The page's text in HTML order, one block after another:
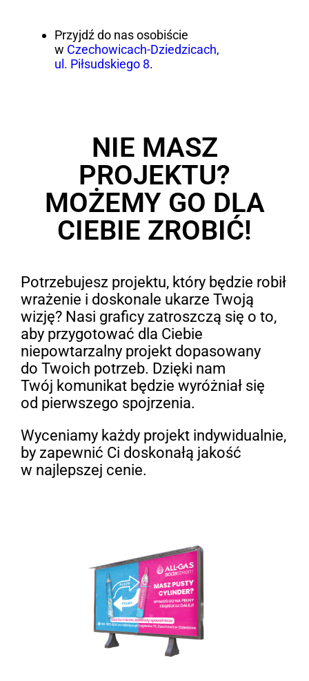
Przyjdź do nas osobiście
w Czechowicach-Dziedzicach,
ul. Piłsudskiego 8.
NIE MASZ
PROJEKTU?
MOŻEMY GO DLA
CIEBIE ZROBIĆ!
Potrzebujesz projektu, który będzie robił
wrażenie i doskonale ukarze Twoją
wizję? Nasi graficy zatroszczą się o to,
aby przygotować dla Ciebie
niepowtarzalny projekt dopasowany
do Twoich potrzeb. Dzięki nam
Twój komunikat będzie wyróżniał się
od pierwszego spojrzenia.
Wyceniamy każdy projekt indywidualnie,
by zapewnić Ci doskonałą jakość
w najlepszej cenie.